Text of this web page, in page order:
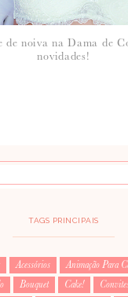
de noiva na Dama de
novidades!
TAGS PRINCIPAIS
Acessórios Animação Para
Bouquet Cake!